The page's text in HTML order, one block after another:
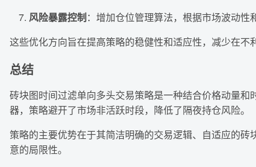
风险暴露控制：增加仓位管理算法，根据市场波动性
这些优化方向旨在提高策略的稳健性和适应性，减少在不
总结
砖块图时间过滤单向多头交易策略是一种结合价格动量
器，策略避开了市场非活跃时段，降低了隔夜持仓风险。
策略的主要优势在于其简洁明确的交易逻辑、自适应的
意的局限性。